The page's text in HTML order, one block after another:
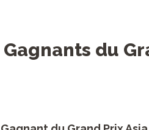
Gagnants du